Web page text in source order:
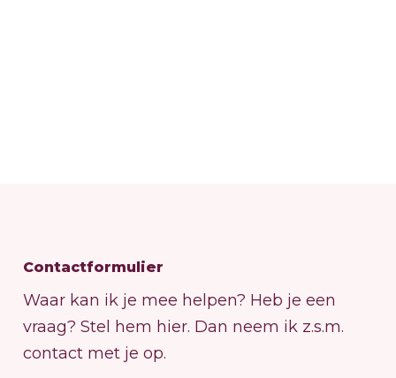
Contactformulier
Waar kan ik je mee helpen? Heb je een
vraag? Stel hem hier. Dan neem ik z.s.m.
contact met je op.